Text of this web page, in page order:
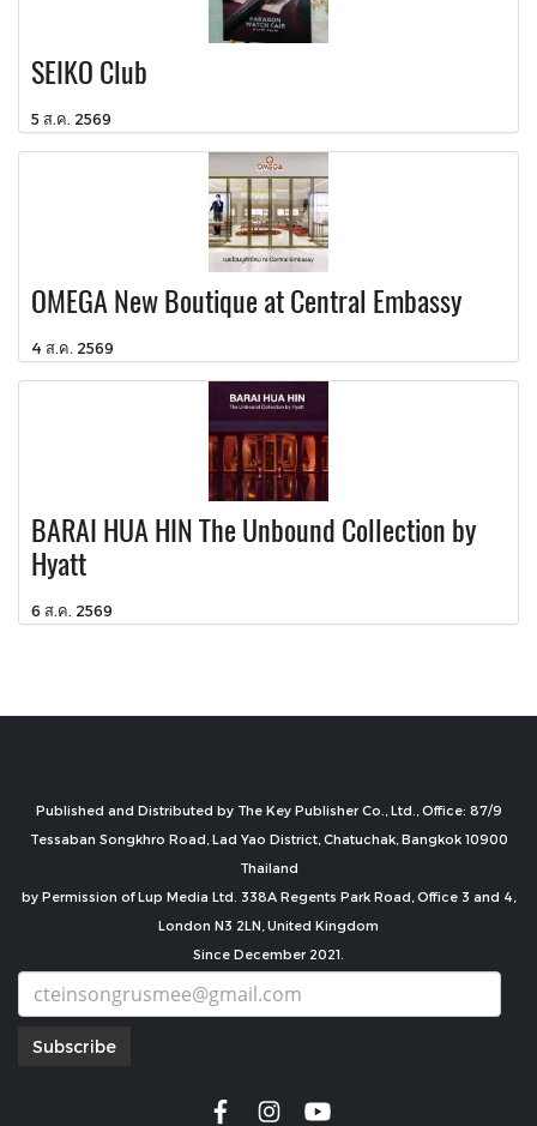
SEIKO Club
5 ส.ค. 2569
OMEGA New Boutique at Central Embassy
4 ส.ค. 2569
BARAI HUA HIN The Unbound Collection by
Hyatt
6 ส.ค. 2569
Published and Distributed by The Key Publisher Co., Ltd., Office: 87/9
Tessaban Songkhro Road, Lad Yao District, Chatuchak, Bangkok 10900
Thailand
by Permission of Lup Media Ltd. 338A Regents Park Road, Office 3 and 4,
London N3 2LN, United Kingdom
Since December 2021.
Subscribe